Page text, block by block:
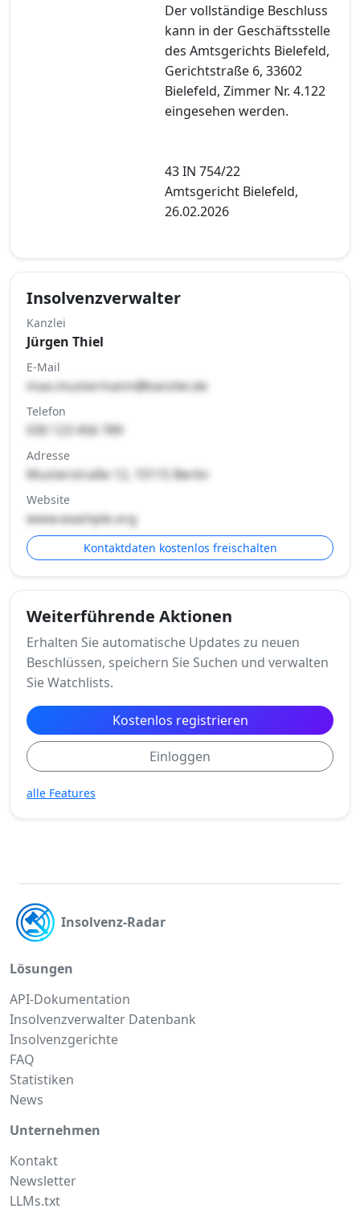
Der vollständige Beschluss
kann in der Geschäftsstelle
des Amtsgerichts Bielefeld,
Gerichtstraße 6, 33602
Bielefeld, Zimmer Nr. 4.122
eingesehen werden.
43 IN 754/22
Amtsgericht Bielefeld,
26.02.2026
Insolvenzverwalter
Kanzlei
Jürgen Thiel
E-Mail
max.mustermann@kanzlei.de
Telefon
030 123 456 789
Adresse
Musterstraße 12, 10115 Berlin
Website
www.example.org
Kontaktdaten kostenlos freischalten
Weiterführende Aktionen
Erhalten Sie automatische Updates zu neuen
Beschlüssen, speichern Sie Suchen und verwalten
Sie Watchlists.
Kostenlos registrieren
Einloggen
alle Features
Insolvenz-Radar
Lösungen
API-Dokumentation
Insolvenzverwalter Datenbank
Insolvenzgerichte
FAQ
Statistiken
News
Unternehmen
Kontakt
Newsletter
LLMs.txt